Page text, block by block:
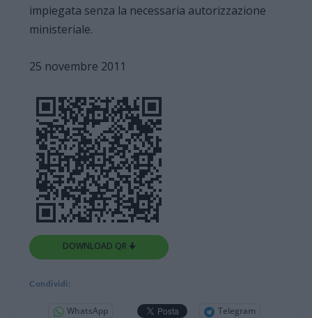
impiegata senza la necessaria autorizzazione
ministeriale.
25 novembre 2011
DOWNLOAD QR 🠋
Condividi:
WhatsApp
Telegram